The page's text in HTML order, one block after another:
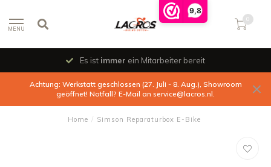
9,8
MENU
0
Es ist immer ein Mitarbeiter bereit
Achtung: Werkstatt geschlossen (27. Juli - 8. Aug.), Showroom
geöffnet! Notfall? E-Mail an service@lacros.nl.
Home / Simson Reparaturbox E-Bike